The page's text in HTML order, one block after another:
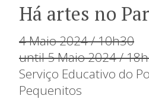
Há artes no
4 Maio 2024 / 10h30
until 5 Maio 2024 /
Serviço Educativo do
Pequenitos